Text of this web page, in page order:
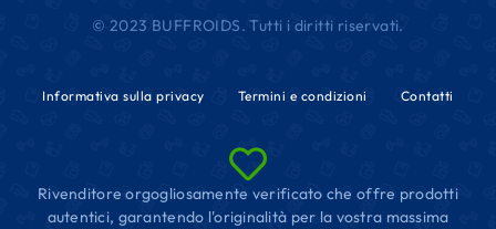
© 2023 BUFFROIDS. Tutti i diritti riservati.
Informativa sulla privacy Termini e condizioni Contatti
Rivenditore orgogliosamente verificato che offre prodotti
autentici, garantendo l'originalità per la vostra massima